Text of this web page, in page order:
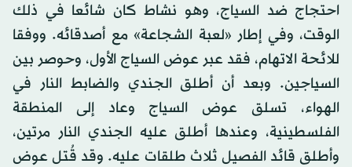
احتجاج ضد السياج، وهو نشاط كان شائعا في ذلك
الوقت، وفي إطار «لعبة الشجاعة» مع أصدقائه. ووفقا
للائحة الاتهام، فقد عبر عوض السياج الأول، وحوصر بين
السياجين. وبعد أن أطلق الجندي والضابط النار في
الهواء، تسلق عوض السياج وعاد إلى المنطقة
الفلسطينية، وعندها أطلق عليه الجندي النار مرتين،
وأطلق قائد الفصيل ثلاث طلقات عليه. وقد قُتل عوض